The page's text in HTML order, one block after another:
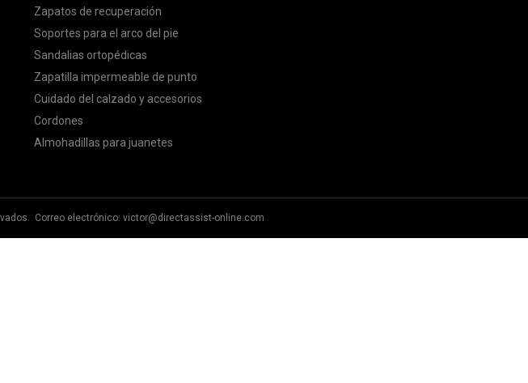
Zapatos de recuperación
Soportes para el arco del pie
Sandalias ortopédicas
Zapatilla impermeable de punto
Cuidado del calzado y accesorios
Cordones
Almohadillas para juanetes
Correo electrónico: victor@directassist-online.com